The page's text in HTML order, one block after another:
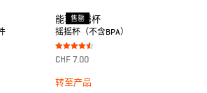
售罄
能萃摇摇杯
摇摇杯（不含BPA）
Bewertet
mit
von 5
CHF 7.00
转至产品